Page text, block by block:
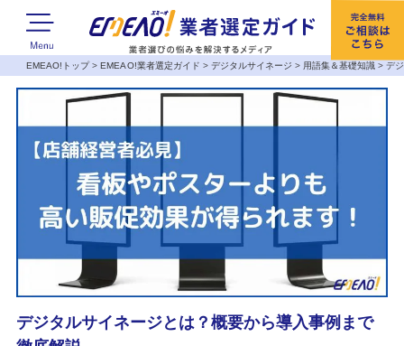
EMEAO!トップ>EMEAO!業者選定ガイド > デジタルサイネージ > 用語集＆基礎知識 >デ
デジタルサイネージとは？概要から導入事例まで